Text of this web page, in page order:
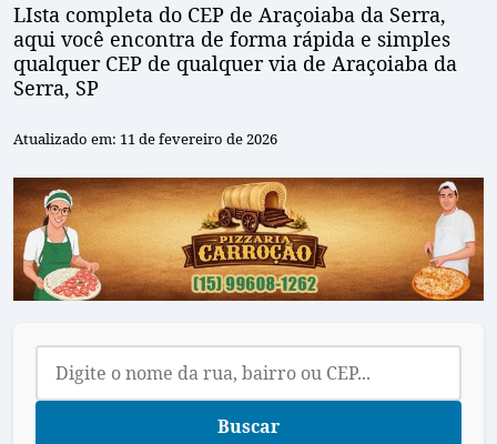
LIsta completa do CEP de Araçoiaba da Serra,
aqui você encontra de forma rápida e simples
qualquer CEP de qualquer via de Araçoiaba da
Serra, SP
Atualizado em: 11 de fevereiro de 2026
Buscar